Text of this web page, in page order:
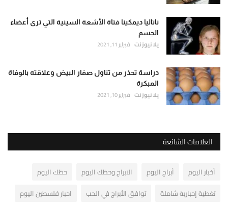
ناتاليا ديمكينا فتاة الأشعة السينية التي ترى أعضاء
الجسم
يلا نيوز نت فبراير 11, 2021
دراسة تحذر من تناول صفار البيض وعلاقته بالوفاة
المبكرة
يلا نيوز نت فبراير 10, 2021
العلامات الشائعة
أخبار اليوم أبراج اليوم الابراج وحظك اليوم
حظك اليوم
تغطية إخبارية شاملة
توافق الأبراج في الحب
اخبار فلسطين اليوم